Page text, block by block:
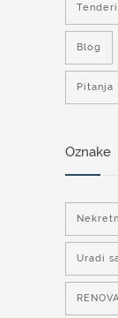
Tenderi
Blog
Pitanja
Oznake
Uradi